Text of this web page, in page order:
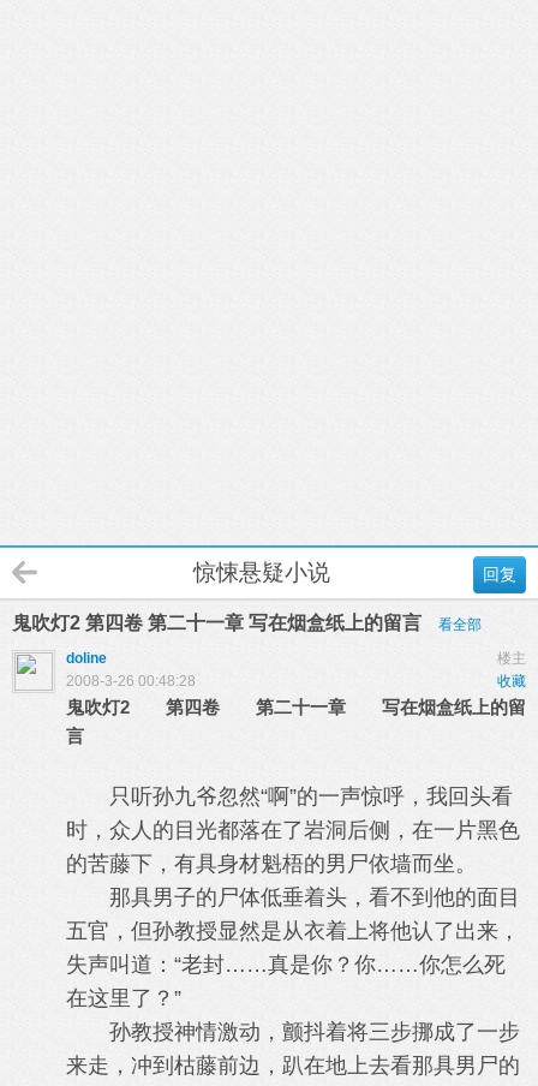
回复
惊悚悬疑小说
鬼吹灯2 第四卷 第二十一章 写在烟盒纸上的留言
看全部
楼主
doline
收藏
2008-3-26 00:48:28
鬼吹灯2 第四卷 第二十一章 写在烟盒纸上的留
言
只听孙九爷忽然“啊”的一声惊呼，我回头看
时，众人的目光都落在了岩洞后侧，在一片黑色
的苦藤下，有具身材魁梧的男尸依墙而坐。
那具男子的尸体低垂着头，看不到他的面目
五官，但孙教授显然是从衣着上将他认了出来，
失声叫道：“老封……真是你？你……你怎么死
在这里了？”
孙教授神情激动，颤抖着将三步挪成了一步
来走，冲到枯藤前边，趴在地上去看那具男尸的